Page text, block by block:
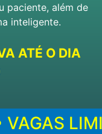
paciente, além de
inteligente.
ATÉ O DIA
VAGAS